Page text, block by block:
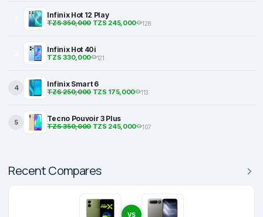
Infinix Hot 12 Play
TZS 350,000TZS 245,000 128
Infinix Hot 40i
TZS 330,000 121
4 Infinix Smart 6
TZS 250,000TZS 175,000 113
5 Tecno Pouvoir 3 Plus
TZS 350,000TZS 245,000 107
Recent Compares
VS